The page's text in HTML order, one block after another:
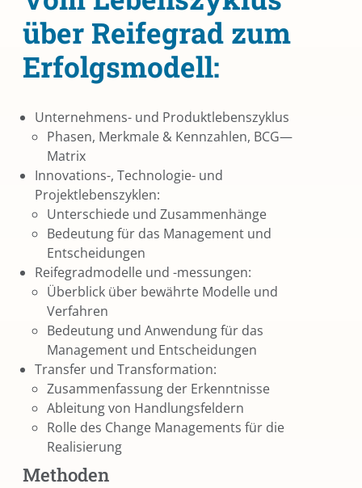
über Reifegrad zum
Erfolgsmodell:
Unternehmens- und Produktlebenszyklus
Phasen, Merkmale & Kennzahlen, BCG—
Matrix
Innovations-, Technologie- und
Projektlebenszyklen:
Unterschiede und Zusammenhänge
Bedeutung für das Management und
Entscheidungen
Reifegradmodelle und -messungen:
Überblick über bewährte Modelle und
Verfahren
Bedeutung und Anwendung für das
Management und Entscheidungen
Transfer und Transformation:
Zusammenfassung der Erkenntnisse
Ableitung von Handlungsfeldern
Rolle des Change Managements für die
Realisierung
Methoden